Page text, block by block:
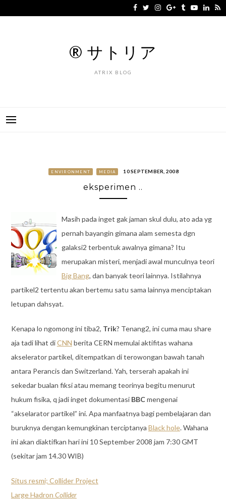
to
® サトリア
ATRIX BLOG
ENVIRONMENT MEDIA 10 SEPTEMBER, 2008
eksperimen ..
Masih pada inget gak jaman skul dulu, ato ada yg
pernah bayangin gimana alam semesta dgn
galaksi2 terbentuk awalnya gimana? Itu
merupakan misteri, menjadi awal munculnya teori
Big Bang, dan banyak teori lainnya. Istilahnya
partikel2 tertentu akan bertemu satu sama lainnya menciptakan
letupan dahsyat.
Kenapa lo ngomong ini tiba2, Trik? Tenang2, ini cuma mau share
aja tadi lihat diCNN berita CERN memulai aktifitas wahana
akselerator partikel, ditempatkan di terowongan bawah tanah
antara Perancis dan Switzerland. Yah, terserah apakah ini
sekedar bualan fiksi atau memang teorinya begitu menurut
hukum fisika, q jadi inget dokumentasi BBCmengenai
“akselarator partikel” ini. Apa manfaatnya bagi pembelajaran dan
buruknya dengan kemungkinan terciptanya Black hole. Wahana
ini akan diaktifkan hari ini 10 September 2008 jam 7:30 GMT
(sekitar jam 14.30 WIB)
Situs resmi; Collider Project
Large Hadron Collider